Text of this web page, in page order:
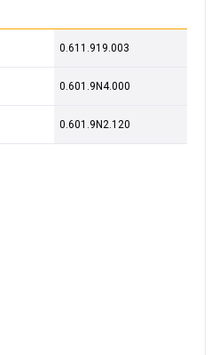
0.611.919.003
0.601.9N4.000
0.601.9N2.120